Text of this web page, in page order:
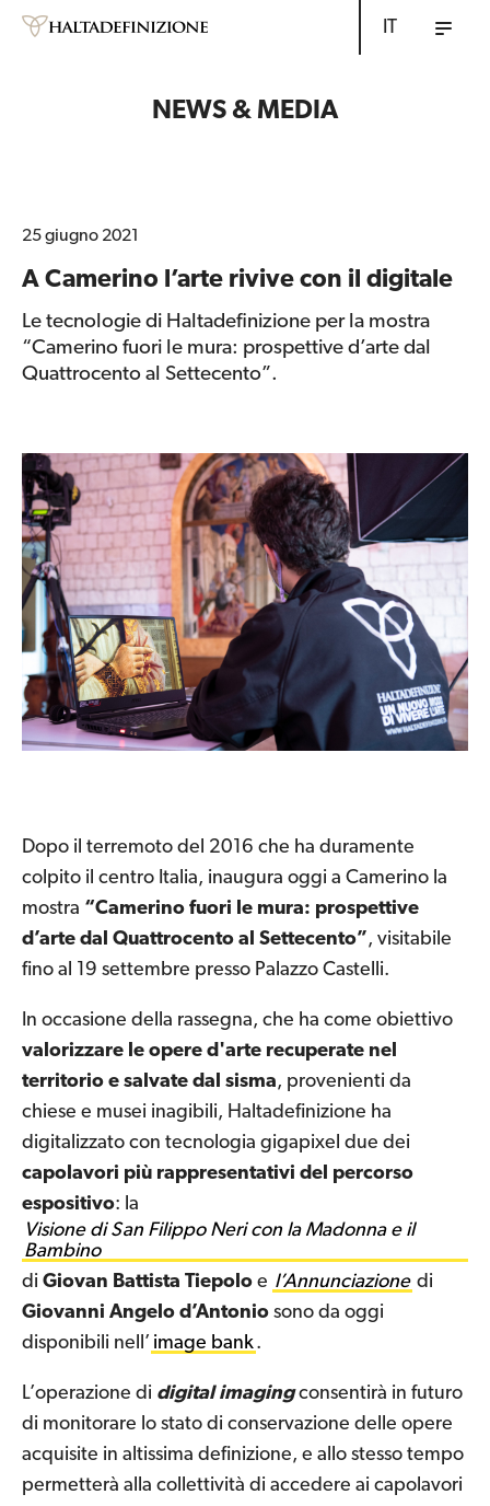
IT
NEWS & MEDIA
25 giugno 2021
A Camerino l’arte rivive con il digitale
Le tecnologie di Haltadefinizione per la mostra
“Camerino fuori le mura: prospettive d’arte dal
Quattrocento al Settecento”.
Dopo il terremoto del 2016 che ha duramente
colpito il centro Italia, inaugura oggi a Camerino la
mostra “Camerino fuori le mura: prospettive
d’arte dal Quattrocento al Settecento”, visitabile
fino al 19 settembre presso Palazzo Castelli.
In occasione della rassegna, che ha come obiettivo
valorizzare le opere d'arte recuperate nel
territorio e salvate dal sisma, provenienti da
chiese e musei inagibili, Haltadefinizione ha
digitalizzato con tecnologia gigapixel due dei
capolavori più rappresentativi del percorso
espositivo: la
Visione di San Filippo Neri con la Madonna e il
Bambino
di Giovan Battista Tiepolo e l’Annunciazione di
Giovanni Angelo d’Antonio sono da oggi
disponibili nell’ image bank.
L’operazione di digital imaging consentirà in futuro
di monitorare lo stato di conservazione delle opere
acquisite in altissima definizione, e allo stesso tempo
permetterà alla collettività di accedere ai capolavori